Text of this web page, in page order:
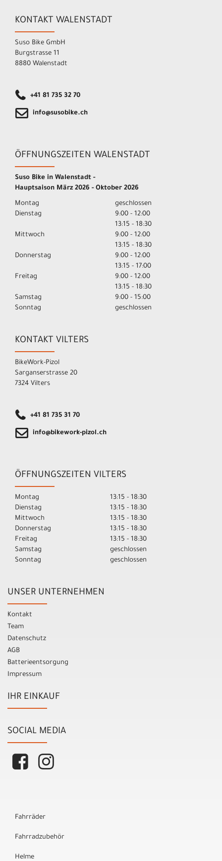
KONTAKT WALENSTADT
Suso Bike GmbH
Burgstrasse 11
8880 Walenstadt
+41 81 735 32 70
info@susobike.ch
ÖFFNUNGSZEITEN WALENSTADT
Suso Bike in Walenstadt -
Hauptsaison März 2026 - Oktober 2026
Montag
geschlossen
Dienstag
9:00 - 12:00
13:15 - 18:30
Mittwoch
9:00 - 12:00
13:15 - 18:30
Donnerstag
9:00 - 12:00
13:15 - 17:00
Freitag
9:00 - 12:00
13:15 - 18:30
Samstag
9:00 - 15:00
Sonntag
geschlossen
KONTAKT VILTERS
BikeWork-Pizol
Sarganserstrasse 20
7324 Vilters
+41 81 735 31 70
info@bikework-pizol.ch
ÖFFNUNGSZEITEN VILTERS
Montag
13:15 - 18:30
Dienstag
13:15 - 18:30
Mittwoch
13:15 - 18:30
Donnerstag
13:15 - 18:30
Freitag
13:15 - 18:30
Samstag
geschlossen
Sonntag
geschlossen
UNSER UNTERNEHMEN
Kontakt
Team
Datenschutz
AGB
Batterieentsorgung
Impressum
IHR EINKAUF
SOCIAL MEDIA
Fahrräder
Fahrradzubehör
Helme